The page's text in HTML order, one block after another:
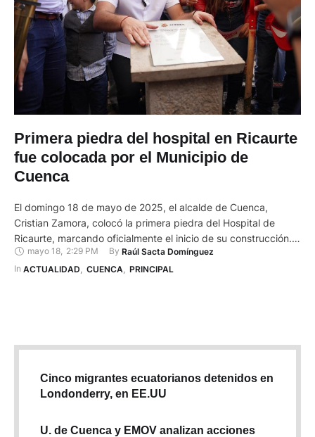
Primera piedra del hospital en Ricaurte
fue colocada por el Municipio de
Cuenca
El domingo 18 de mayo de 2025, el alcalde de Cuenca,
Cristian Zamora, colocó la primera piedra del Hospital de
Ricaurte, marcando oficialmente el inicio de su construcción.
La obra, impulsada por el Municipio de Cuenca, cuenta con
una inversión de USD 7.917.848 y beneficiará a más de
mayo 18, 2:29 PM By Raúl Sacta Domínguez
In ACTUALIDAD CUENCA PRINCIPAL
Cinco migrantes ecuatorianos detenidos en
Londonderry, en EE.UU
U. de Cuenca y EMOV analizan acciones